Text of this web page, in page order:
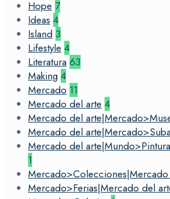
Hope 7
Ideas 4
Island 3
Lifestyle 4
Literatura 63
Making 4
Mercado 11
Mercado del arte 4
Mercado del
Mercado del
Mercado del
1
Mercado>Ferias|Mercado del